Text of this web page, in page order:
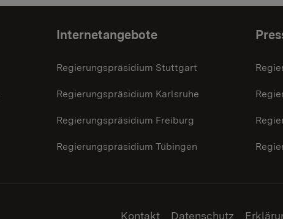
Internetangebote
Regierungspräsidium Stuttgart
Regierungspräsidium Karlsruhe
Regierungspräsidium Freiburg
Regierungspräsidium Tübingen
Kontakt Datenschutz